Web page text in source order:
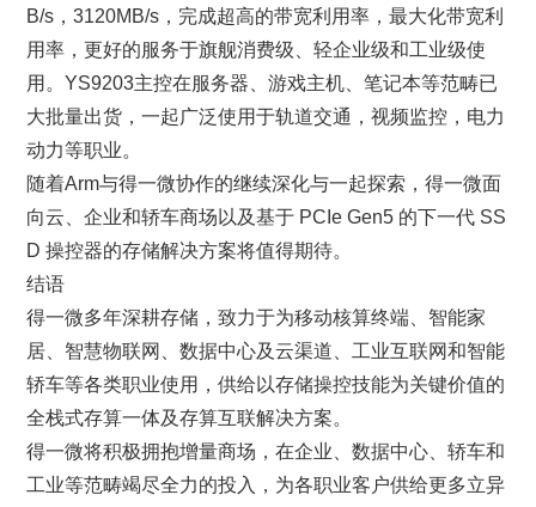
B/s，3120MB/s，完成超高的带宽利用率，最大化带宽利
用率，更好的服务于旗舰消费级、轻企业级和工业级使
用。YS9203主控在服务器、游戏主机、笔记本等范畴已
大批量出货，一起广泛使用于轨道交通，视频监控，电力
动力等职业。
随着Arm与得一微协作的继续深化与一起探索，得一微面
向云、企业和轿车商场以及基于 PCIe Gen5 的下一代 SS
D 操控器的存储解决方案将值得期待。
结语
得一微多年深耕存储，致力于为移动核算终端、智能家
居、智慧物联网、数据中心及云渠道、工业互联网和智能
轿车等各类职业使用，供给以存储操控技能为关键价值的
全栈式存算一体及存算互联解决方案。
得一微将积极拥抱增量商场，在企业、数据中心、轿车和
工业等范畴竭尽全力的投入，为各职业客户供给更多立异